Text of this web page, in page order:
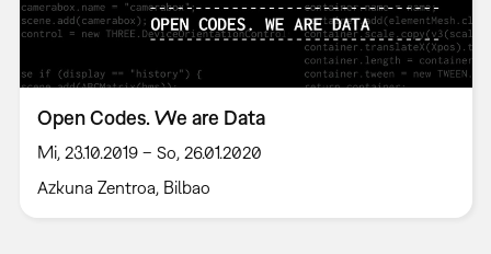
Open Codes. We are Data
Mi, 23.10.2019 – So, 26.01.2020
Azkuna Zentroa, Bilbao